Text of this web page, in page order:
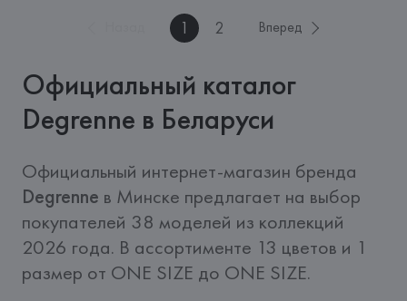
1 2 Вперед
Официальный каталог
Degrenne в Беларуси
Degrenne в Минске предлагает на выбор
покупателей 38 моделей из коллекций
2026 года. В ассортименте 13 цветов и 1
размер от ONE SIZE до ONE SIZE.